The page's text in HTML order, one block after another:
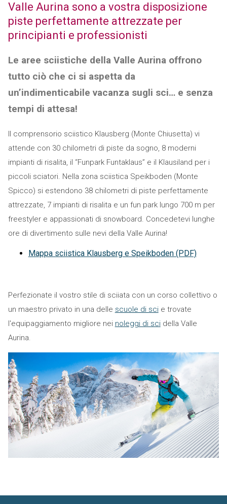
Valle Aurina sono a vostra disposizione
piste perfettamente attrezzate per
principianti e professionisti
Le aree sciistiche della Valle Aurina offrono
tutto ciò che ci si aspetta da
un’indimenticabile vacanza sugli sci… e senza
tempi di attesa!
Il comprensorio sciistico Klausberg (Monte Chiusetta) vi
attende con 30 chilometri di piste da sogno, 8 moderni
impianti di risalita, il “Funpark Funtaklaus” e il Klausiland per i
piccoli sciatori. Nella zona sciistica Speikboden (Monte
Spicco) si estendono 38 chilometri di piste perfettamente
attrezzate, 7 impianti di risalita e un fun park lungo 700 m per
freestyler e appassionati di snowboard. Concedetevi lunghe
ore di divertimento sulle nevi della Valle Aurina!
Mappa sciistica Klausberg e Speikboden (PDF)
Perfezionate il vostro stile di sciiata con un corso collettivo o
un maestro privato in una delle scuole di scie trovate
l'equipaggiamento migliore nei noleggi di scidella Valle
Aurina.